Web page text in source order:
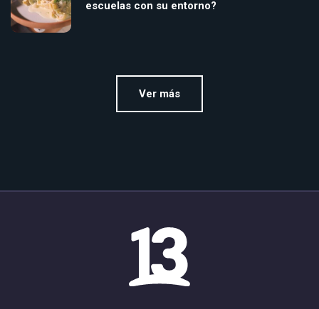
escuelas con su entorno?
Ver más